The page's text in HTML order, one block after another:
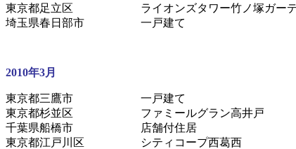
東京都足立区 ライオンズタワー竹ノ塚ガー
埼玉県春日部市 一戸建て
2010年3月
東京都三鷹市 一戸建て
東京都杉並区 ファミールグラン高井戸
千葉県船橋市 店舗付住居
東京都江戸川区 シティコープ西葛西